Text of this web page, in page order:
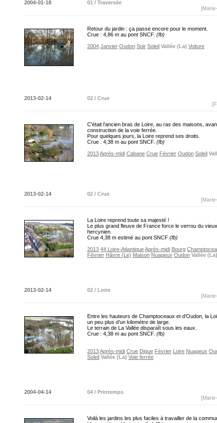
2004-01-18
01 / Traversée
Retour du jardin : ça passe encore pour le moment.
Crue : 4,86 m au pont SNCF. (fb)
2004 Janvier Oudon Soir Soleil Vallée (La) Voiture
2013-02-14
02 / Crue
C'était l’ancien bras de Loire, au ras des maisons,
construction de la voie ferrée.
Pour quelques jours, la Loire reprend ses droits.
Crue : 4,38 m au pont SNCF. (fb)
2013Après-midi Cabane Crue Février Oudon Soleil
2013-02-14
02 / Crue
La Loire reprend toute sa majesté !
Le plus grand fleuve de France force le verrou du
hercynien.
Crue 4,38 m estimé au pont SNCF (fb)
2013 44 Loire-AtlantiqueAprès-midi Bourg
Février Hâvre (Le) Maison Nuageux Oudon Vallée (La)
2013-02-14
02 / Loire
Entre les hauteurs de Champtoceaux et d’Oudon, la
un peu plus d’un kilomètre de large.
Le terrain de La Vallée disparaît sous les eaux.
Crue : 4,38 m au pont SNCF. (fb)
2013Après-midi Crue Digue Février Loire Nuageux
Soleil Vallée (La) Voie ferrée
2004-04-14
04 / Printemps
Voilà les jardins les plus faciles à travailler de la